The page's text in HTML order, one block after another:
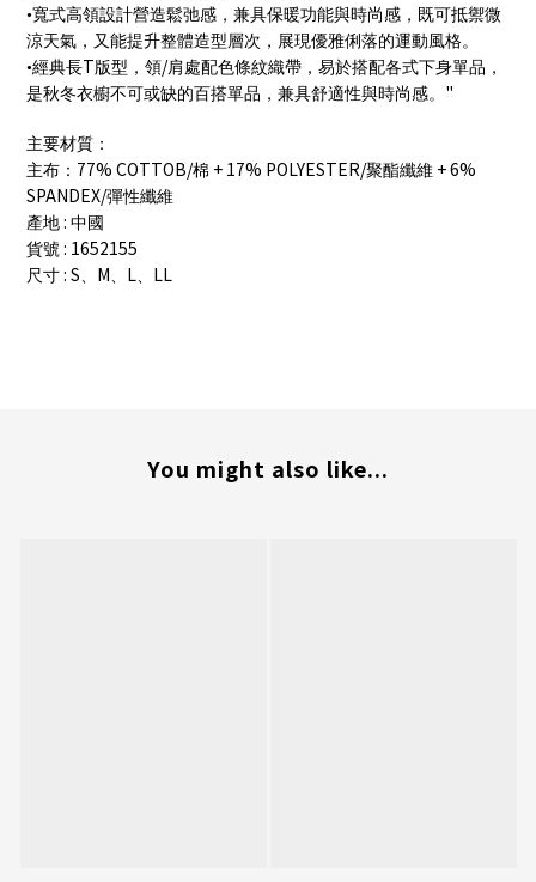
•寬式高領設計營造鬆弛感，兼具保暖功能與時尚感，既可抵禦微
涼天氣，又能提升整體造型層次，展現優雅俐落的運動風格。
•經典長T版型，領/肩處配色條紋織帶，易於搭配各式下身單品，
是秋冬衣櫥不可或缺的百搭單品，兼具舒適性與時尚感。 "
主要材質：
主布： 77% COTTOB/棉 + 17% POLYESTER/聚酯纖維 + 6%
SPANDEX/彈性纖維
產地 : 中國
貨號 : 1652155
尺寸 : S、 M、 L、 LL
You might also like...